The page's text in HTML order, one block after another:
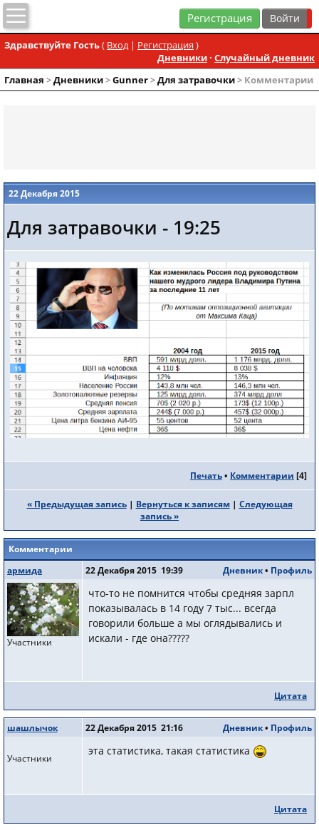
Регистрация
Здравствуйте Гость( Вход| Регистрация )
Дневники· Случайный дневник
Главная >Дневники>Gunner>Для затравочки> Комментарии
22 Декабря 2015
Для затравочки - 19:25
Печать• Комментарии [4]
« Предыдущая запись| Вернуться к записям| Следующая
запись »
Комментарии
армида
Участники
Дневник• Профиль
22 Декабря 2015 19:39
что-то не помнится чтобы средняя зарпл
показывалась в 14 году 7 тыс... всегда
говорили больше а мы оглядывались и
искали - где она?????
Цитата
шашлычок
Участники
Дневник• Профиль
22 Декабря 2015 21:16
эта статистика, такая статистика
Цитата